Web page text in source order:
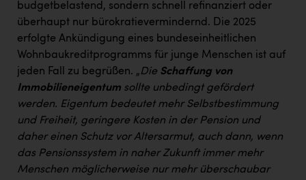
budgetbelastend, sondern schnell refinanziert oder
überhaupt nur bürokratievermindernd. Die 2025
erfolgte Ankündigung eines bundeseinheitlichen
Wohnbaukreditprogramms für junge Menschen ist auf
jeden Fall zu begrüßen. „Die Schaffung von
Immobilieneigentum sollte unbedingt gefördert
werden. Eigentum bedeutet mehr Selbstbestimmung
und Freiheit, geringere Kosten in der Pension und
daher einen Schutz vor Altersarmut, auch dann, wenn
das Pensionssystem in naher Zukunft immer mehr
Menschen möglicherweise nur mehr überschaubar